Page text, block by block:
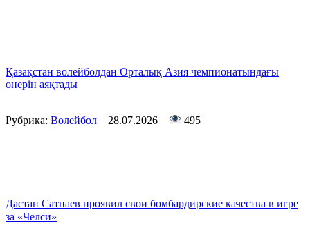
Қазақстан волейболдан Орталық Азия чемпионатындағы
өнерін аяқтады
Рубрика: Волейбол 28.07.2026 495
Дастан Сатпаев проявил свои бомбардирские качества в игре
за «Челси»